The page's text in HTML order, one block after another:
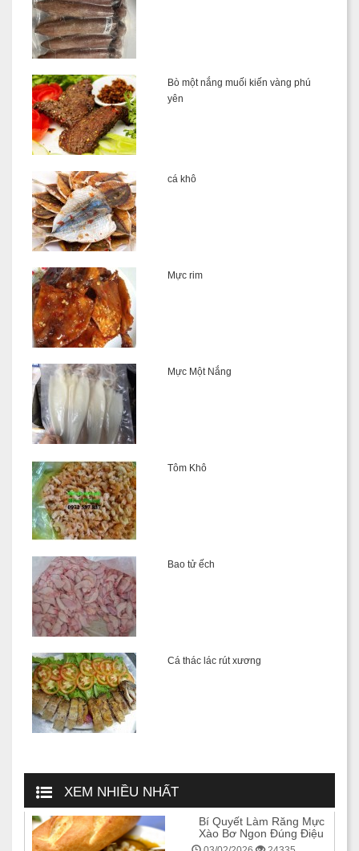
Bò một nắng muối kiến vàng phú
yên
cá khô
Mực rim
Mực Một Nắng
Tôm Khô
Bao tử ếch
Cá thác lác rút xương
XEM NHIỀU NHẤT
Bí Quyết Làm Răng Mực
Xào Bơ Ngon Đúng Điệu